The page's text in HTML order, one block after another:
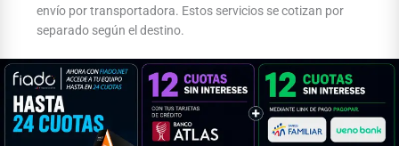
envío por transportadora. Estos servicios se cotizan por
separado según el destino.